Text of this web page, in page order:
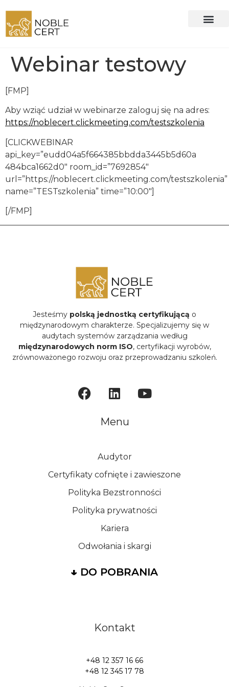
Webinar testowy
[FMP]
Aby wziąć udział w webinarze zaloguj się na adres:
https://noblecert.clickmeeting.com/testszkolenia
[CLICKWEBINAR
api_key=”eudd04a5f664385bbdda3445b5d60a
484bca1662d0″ room_id=”7692854″
url=”https://noblecert.clickmeeting.com/testszkolenia”
name=”TESTszkolenia” time=”10:00″]
[/FMP]
Jesteśmy polską jednostką certyfikującą o
międzynarodowym charakterze. Specjalizujemy się w
audytach systemów zarządzania według
międzynarodowych norm ISO, certyfikacji wyrobów,
zrównoważonego rozwoju oraz przeprowadzaniu szkoleń.
Menu
Audytor
Certyfikaty cofnięte i zawieszone
Polityka Bezstronności
Polityka prywatności
Kariera
Odwołania i skargi
↓ DO POBRANIA
Kontakt
+48 12 357 16 66
+48 12 345 17 78